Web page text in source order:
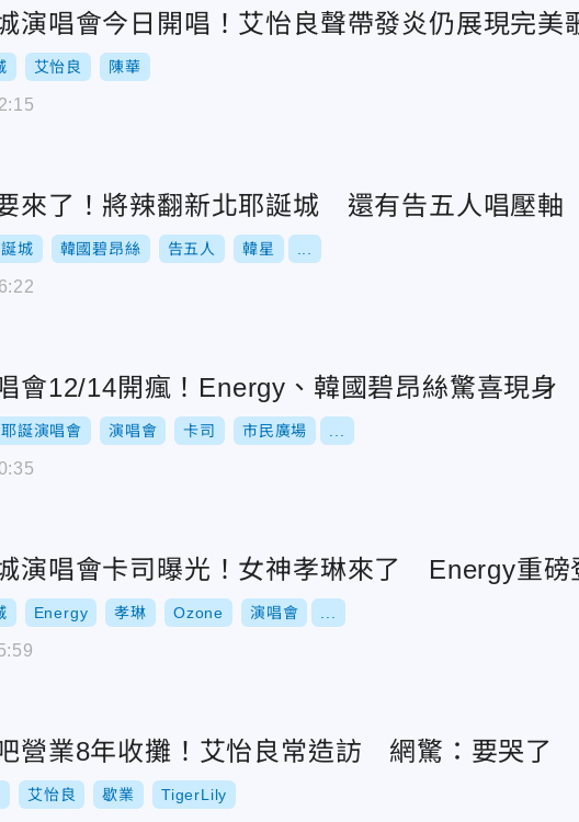
演唱會今日開唱！艾怡良聲帶發炎仍展現完美
艾怡良 陳華
來了！將辣翻新北耶誕城 還有告五人唱壓軸
城 韓國碧昂絲 告五人 韓星
會12/14開瘋！Energy、韓國碧昂絲驚喜現身
誕演唱會 演唱會 卡司 市民廣場
演唱會卡司曝光！女神孝琳來了 Energy重磅
Energy 孝琳 Ozone 演唱會
營業8年收攤！艾怡良常造訪 網驚：要哭了
艾怡良 歇業 TigerLily